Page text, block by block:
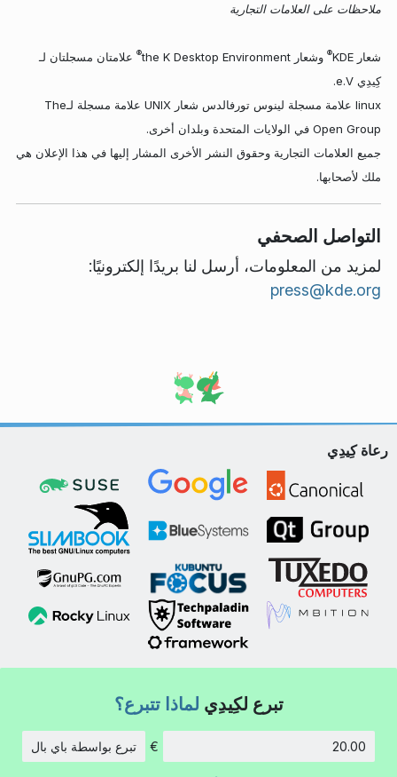
ملاحظات على العلامات التجارية
شعار KDE ® وشعار the K Desktop Environment ® علامتان مسجلتان لـ
كِيدِي e.V.
linux علامة مسجلة لينوس تورفالدس شعار UNIX علامة مسجلة لـThe
Open Group في الولايات المتحدة وبلدان أخرى.
جميع العلامات التجارية وحقوق النشر الأخرى المشار إليها في هذا الإعلان هي
ملك لأصحابها.
التواصل الصحفي
لمزيد من المعلومات، أرسل لنا بريدًا إلكترونيًا:
press@kde.org
رعاة كِيدِي
تبرع لكِيدِي لماذا تتبرع؟
€ تبرع بواسطة باي بال